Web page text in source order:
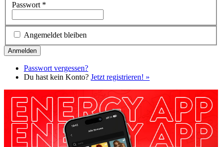
Passwort *
Angemeldet bleiben
Passwort vergessen?
Du hast kein Konto? Jetzt registrieren! »